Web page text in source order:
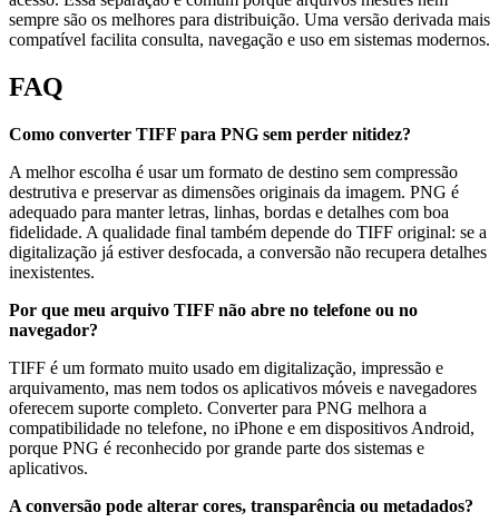
sempre são os melhores para distribuição. Uma versão derivada mais
compatível facilita consulta, navegação e uso em sistemas modernos.
FAQ
Como converter TIFF para PNG sem perder nitidez?
A melhor escolha é usar um formato de destino sem compressão
destrutiva e preservar as dimensões originais da imagem. PNG é
adequado para manter letras, linhas, bordas e detalhes com boa
fidelidade. A qualidade final também depende do TIFF original: se a
digitalização já estiver desfocada, a conversão não recupera detalhes
inexistentes.
Por que meu arquivo TIFF não abre no telefone ou no
navegador?
TIFF é um formato muito usado em digitalização, impressão e
arquivamento, mas nem todos os aplicativos móveis e navegadores
oferecem suporte completo. Converter para PNG melhora a
compatibilidade no telefone, no iPhone e em dispositivos Android,
porque PNG é reconhecido por grande parte dos sistemas e
aplicativos.
A conversão pode alterar cores, transparência ou metadados?